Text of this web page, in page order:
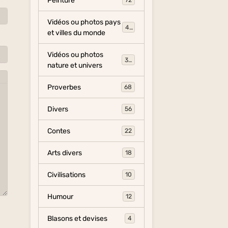
Vidéos ou photos pays
et villes du monde
454
Vidéos ou photos
nature et univers
325
Proverbes 68
Divers 56
Contes 22
Arts divers 18
Civilisations 10
Humour 12
Blasons et devises 4